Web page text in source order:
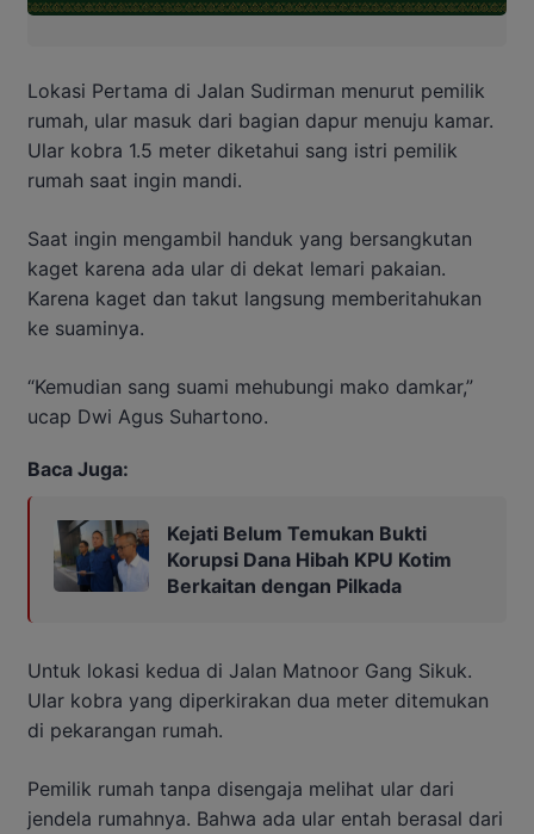
Lokasi Pertama di Jalan Sudirman menurut pemilik
rumah, ular masuk dari bagian dapur menuju kamar.
Ular kobra 1.5 meter diketahui sang istri pemilik
rumah saat ingin mandi.
Saat ingin mengambil handuk yang bersangkutan
kaget karena ada ular di dekat lemari pakaian.
Karena kaget dan takut langsung memberitahukan
ke suaminya.
“Kemudian sang suami mehubungi mako damkar,”
ucap Dwi Agus Suhartono.
Baca Juga:
Kejati Belum Temukan Bukti
Korupsi Dana Hibah KPU Kotim
Berkaitan dengan Pilkada
Untuk lokasi kedua di Jalan Matnoor Gang Sikuk.
Ular kobra yang diperkirakan dua meter ditemukan
di pekarangan rumah.
Pemilik rumah tanpa disengaja melihat ular dari
jendela rumahnya. Bahwa ada ular entah berasal dari